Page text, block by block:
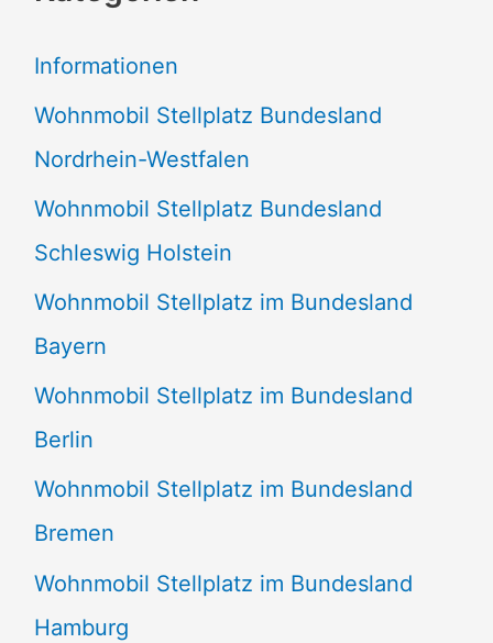
n
n
a
c
h
:
Informationen
Wohnmobil Stellplatz Bundesland
Nordrhein-Westfalen
Wohnmobil Stellplatz Bundesland
Schleswig Holstein
Wohnmobil Stellplatz im Bundesland
Bayern
Wohnmobil Stellplatz im Bundesland
Berlin
Wohnmobil Stellplatz im Bundesland
Bremen
Wohnmobil Stellplatz im Bundesland
Hamburg